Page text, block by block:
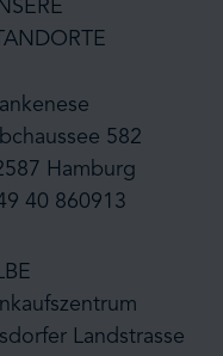
582
Hamburg
40 860913
Landstrasse